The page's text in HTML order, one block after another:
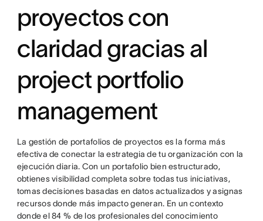
proyectos con
claridad gracias al
project portfolio
management
La gestión de portafolios de proyectos es la forma más
efectiva de conectar la estrategia de tu organización con la
ejecución diaria. Con un portafolio bien estructurado,
obtienes visibilidad completa sobre todas tus iniciativas,
tomas decisiones basadas en datos actualizados y asignas
recursos donde más impacto generan. En un contexto
donde el 84 % de los profesionales del conocimiento